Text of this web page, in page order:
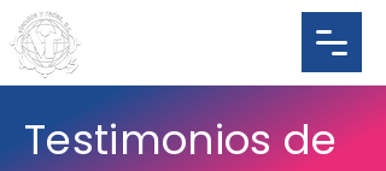
Testimonios de